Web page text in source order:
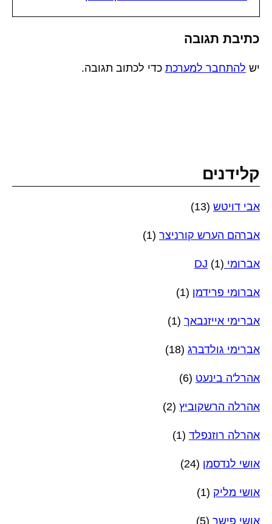
כתיבת תגובה
יש להתחבר למערכת כדי לכתוב תגובה.
קלידנים
אבי דויטש (13)
אברהם הערש קורניצר (1)
אברומי DJ (1)
אברומי פרידמן (1)
אברימי אייזנבאך (1)
אברימי גולדברג (18)
אהרל'ה בינעט (6)
אהרלה הרשקוביץ (2)
אהרלה רוזנפלד (1)
אושי לנדסמן (24)
אושי מליק (1)
אושי פישר (5)